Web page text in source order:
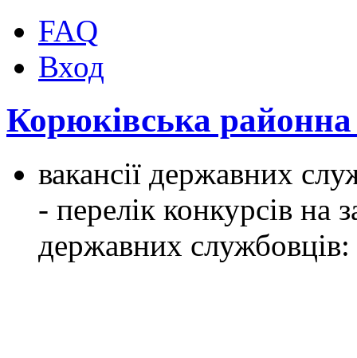
FAQ
Вход
Корюківська
вакансії державних
- перелік конкурсів на
державних службовців: